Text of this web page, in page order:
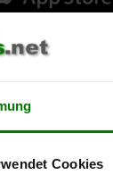
Cookies
erfahren